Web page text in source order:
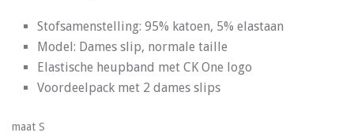
Stofsamenstelling: 95% katoen, 5% elastaan
Model: Dames slip, normale taille
Elastische heupband met CK One logo
Voordeelpack met 2 dames slips
maat S